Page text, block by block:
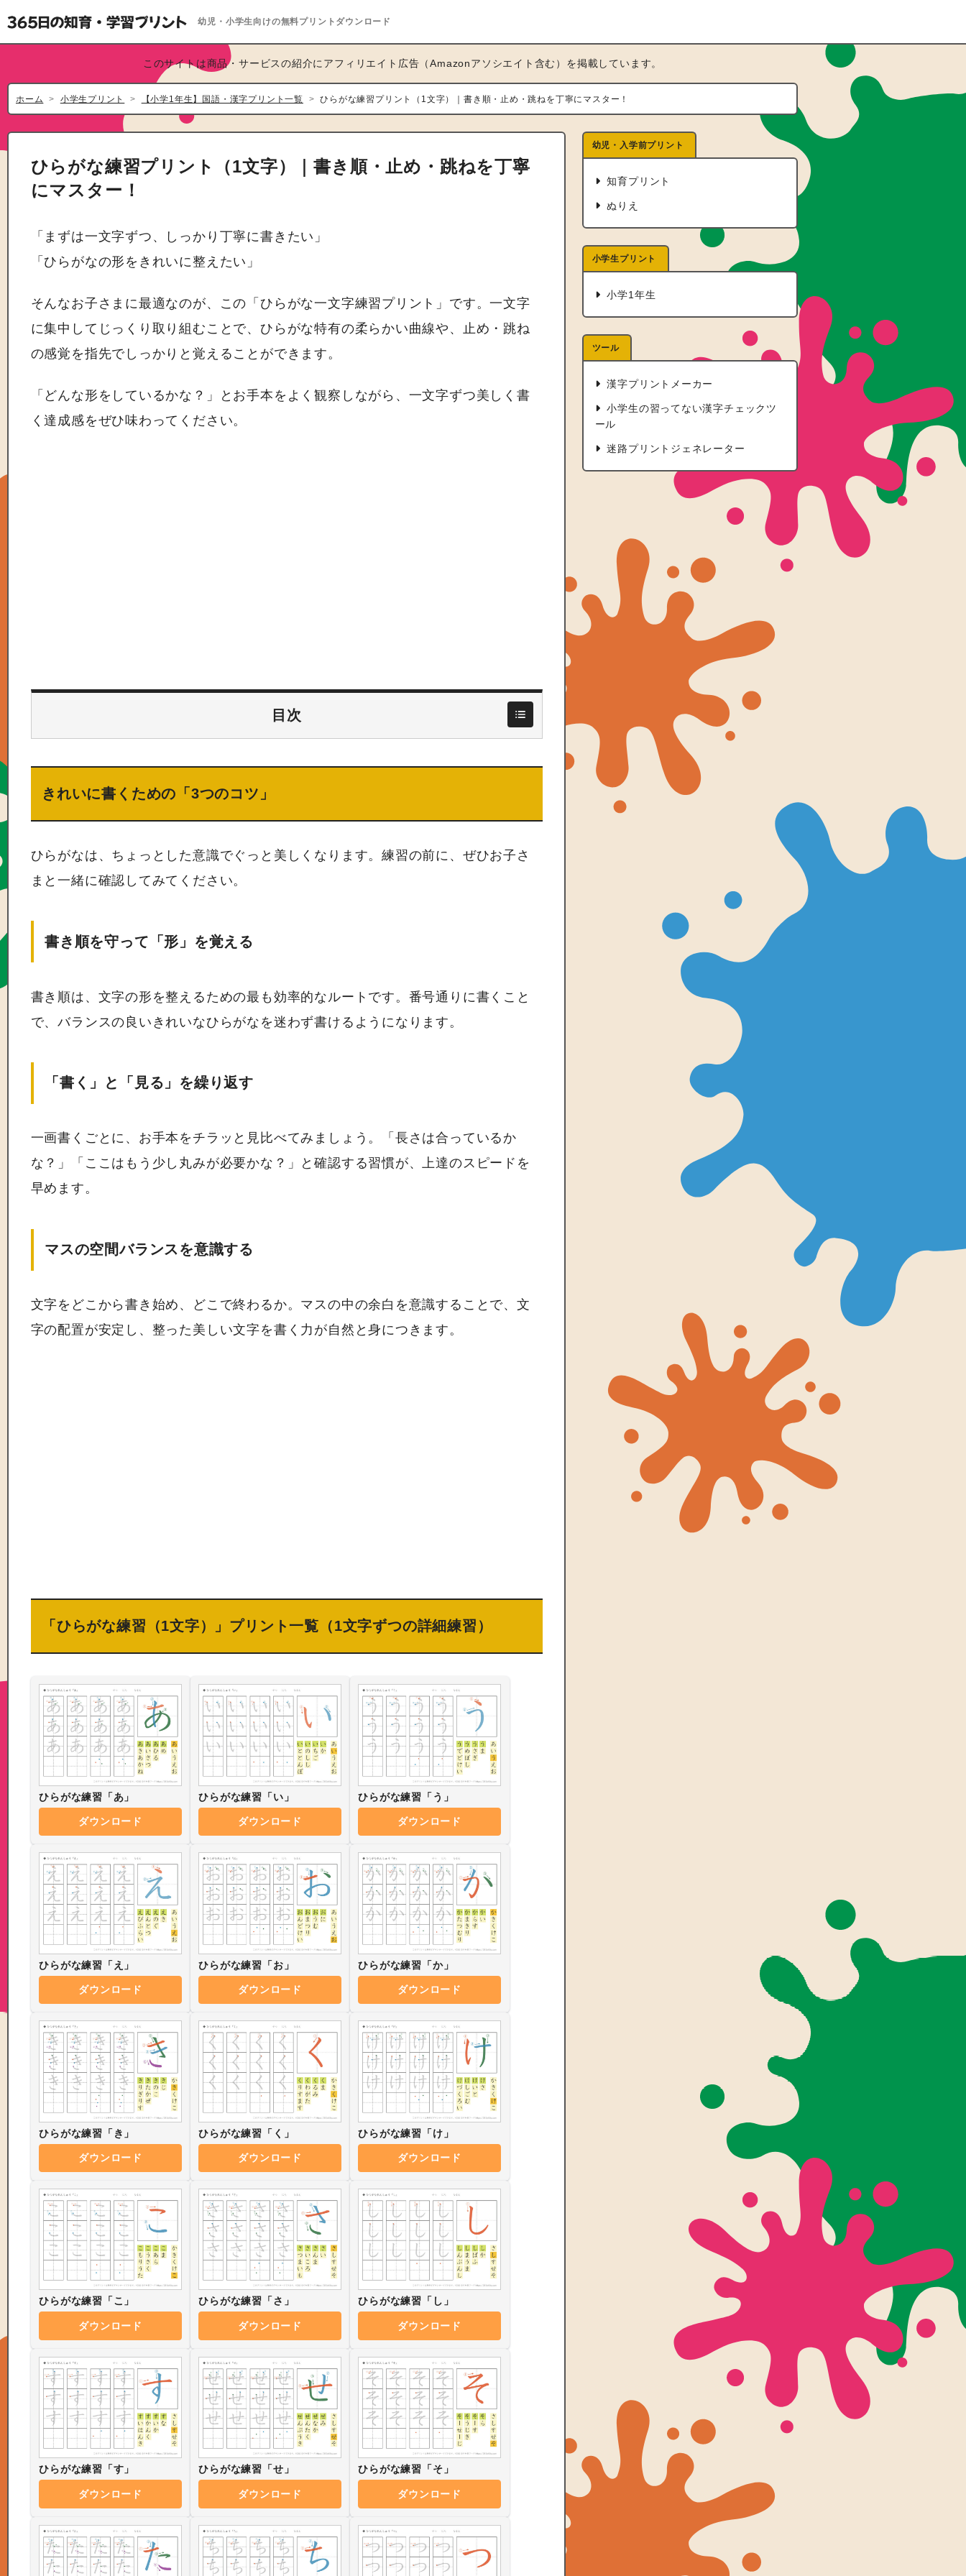
幼児・小学生向けの無料プリントダウンロード
このサイトは商品・サービスの紹介にアフィリエイト広告（Amazonアソシエイト含む）を掲載しています。
ホーム 小学生プリント 【小学1年生】国語・漢字プリント一覧 ひらがな練習プリント（1文字）｜書き順・止め・跳ねを丁寧にマスター！
ひらがな練習プリント（1文字）｜書き順・止め・跳ねを丁寧
にマスター！
「まずは一文字ずつ、しっかり丁寧に書きたい」
「ひらがなの形をきれいに整えたい」
そんなお子さまに最適なのが、この「ひらがな一文字練習プリント」です。一文字
に集中してじっくり取り組むことで、ひらがな特有の柔らかい曲線や、止め・跳ね
の感覚を指先でしっかりと覚えることができます。
「どんな形をしているかな？」とお手本をよく観察しながら、一文字ずつ美しく書
く達成感をぜひ味わってください。
目次
きれいに書くための「3つのコツ」
ひらがなは、ちょっとした意識でぐっと美しくなります。練習の前に、ぜひお子さ
まと一緒に確認してみてください。
書き順を守って「形」を覚える
書き順は、文字の形を整えるための最も効率的なルートです。番号通りに書くこと
で、バランスの良いきれいなひらがなを迷わず書けるようになります。
「書く」と「見る」を繰り返す
一画書くごとに、お手本をチラッと見比べてみましょう。「長さは合っているか
な？」「ここはもう少し丸みが必要かな？」と確認する習慣が、上達のスピードを
早めます。
マスの空間バランスを意識する
文字をどこから書き始め、どこで終わるか。マスの中の余白を意識することで、文
字の配置が安定し、整った美しい文字を書く力が自然と身につきます。
「ひらがな練習（1文字）」プリント一覧（1文字ずつの詳細練習）
ひらがな練習「あ」
ダウンロード
ひらがな練習「い」
ダウンロード
ひらがな練習「う」
ダウンロード
ひらがな練習「え」
ダウンロード
ひらがな練習「お」
ダウンロード
ひらがな練習「か」
ダウンロード
ひらがな練習「き」
ダウンロード
ひらがな練習「く」
ダウンロード
ひらがな練習「け」
ダウンロード
ひらがな練習「こ」
ダウンロード
ひらがな練習「さ」
ダウンロード
ひらがな練習「し」
ダウンロード
ひらがな練習「す」
ダウンロード
ひらがな練習「せ」
ダウンロード
ひらがな練習「そ」
ダウンロード
幼児・入学前プリント
知育プリント
ぬりえ
小学生プリント
小学1年生
ツール
漢字プリントメーカー
小学生の習ってない漢字チェックツ
ール
迷路プリントジェネレーター